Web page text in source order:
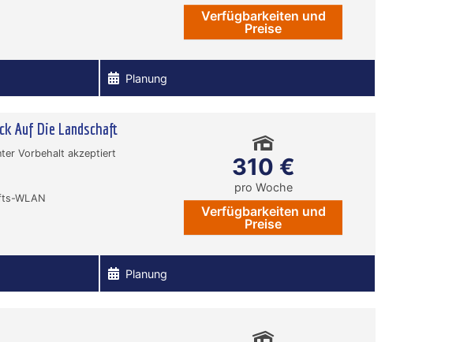
Verfügbarkeiten und
Preise
Planung
Auf Die Landschaft
Vorbehalt akzeptiert
WLAN
310 €
pro Woche
Verfügbarkeiten und
Preise
Planung